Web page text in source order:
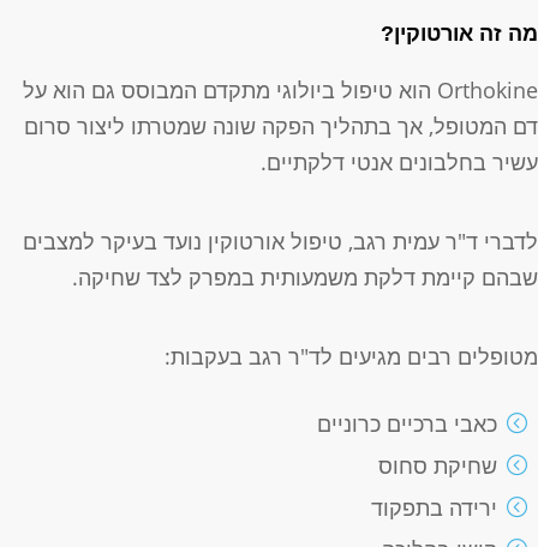
מה זה אורטוקין?
Orthokine הוא טיפול ביולוגי מתקדם המבוסס גם הוא על
דם המטופל, אך בתהליך הפקה שונה שמטרתו ליצור סרום
עשיר בחלבונים אנטי דלקתיים.
לדברי ד"ר עמית רגב, טיפול אורטוקין נועד בעיקר למצבים
שבהם קיימת דלקת משמעותית במפרק לצד שחיקה.
מטופלים רבים מגיעים לד"ר רגב בעקבות:
כאבי ברכיים כרוניים
שחיקת סחוס
ירידה בתפקוד